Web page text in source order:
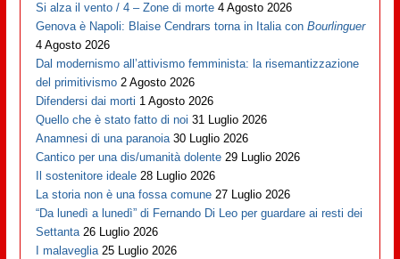
Si alza il vento / 4 – Zone di morte 4 Agosto 2026
Genova è Napoli: Blaise Cendrars torna in Italia conBourlinguer
4 Agosto 2026
Dal modernismo all’attivismo femminista: la risemantizzazione
del primitivismo 2 Agosto 2026
Difendersi dai morti 1 Agosto 2026
Quello che è stato fatto di noi 31 Luglio 2026
Anamnesi di una paranoia 30 Luglio 2026
Cantico per una dis/umanità dolente 29 Luglio 2026
Il sostenitore ideale 28 Luglio 2026
La storia non è una fossa comune 27 Luglio 2026
“Da lunedì a lunedì” di Fernando Di Leo per guardare ai resti dei
Settanta 26 Luglio 2026
I malaveglia 25 Luglio 2026